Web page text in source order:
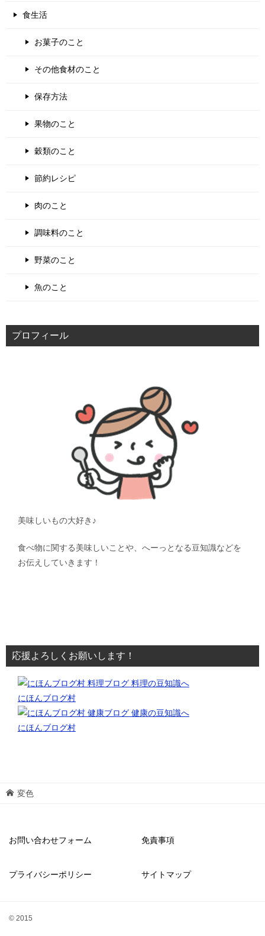
食生活
お菓子のこと
その他食材のこと
保存方法
果物のこと
穀類のこと
節約レシピ
肉のこと
調味料のこと
野菜のこと
魚のこと
プロフィール
美味しいもの大好き♪
食べ物に関する美味しいことや、へーっとなる豆知識などを
お伝えしていきます！
応援よろしくお願いします！
にほんブログ村
にほんブログ村
変色
お問い合わせフォーム 免責事項
プライバシーポリシー サイトマップ
© 2015